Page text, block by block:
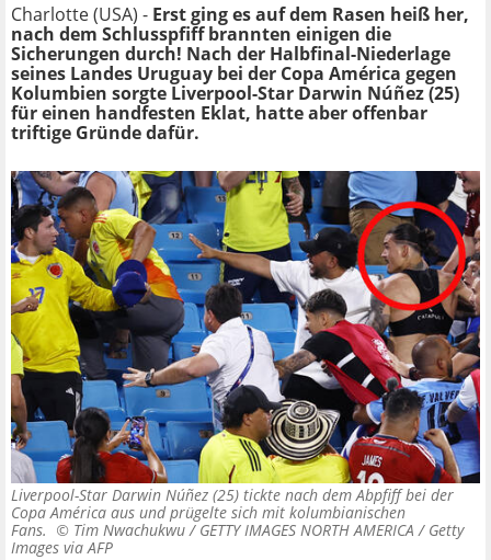
Charlotte (USA) - Erst ging es auf dem Rasen heiß her,
nach dem Schlusspfiff brannten einigen die
Sicherungen durch! Nach der Halbfinal-Niederlage
seines Landes Uruguay bei der Copa América gegen
Kolumbien sorgte Liverpool-Star Darwin Núñez (25)
für einen handfesten Eklat, hatte aber offenbar
triftige Gründe dafür.
Liverpool-Star Darwin Núñez (25) tickte nach dem Abpfiff bei der
Copa América aus und prügelte sich mit kolumbianischen
Fans. © Tim Nwachukwu / GETTY IMAGES NORTH AMERICA / Getty
Images via AFP